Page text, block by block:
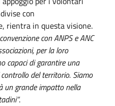
con
rientra in questa visione.
con ANPS e ANC
per la loro
capaci di garantire una
del territorio. Siamo
un grande impatto nella
.